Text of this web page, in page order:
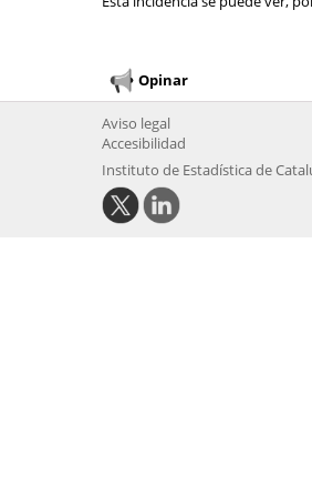
Opinar
Aviso legal
Accesibilidad
Instituto de Estadística de